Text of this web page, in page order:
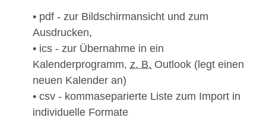
• pdf - zur Bildschirmansicht und zum
Ausdrucken,
• ics - zur Übernahme in ein
Kalenderprogramm, z. B. Outlook (legt einen
neuen Kalender an)
• csv - kommaseparierte Liste zum Import in
individuelle Formate